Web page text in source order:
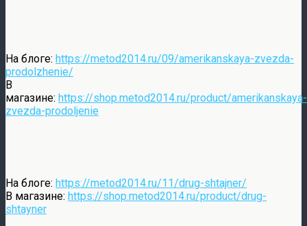
На блоге: https://metod2014.ru/09/amerikanskaya-zvezda-
prodolzhenie/
В
магазине: https://shop.metod2014.ru/product/amerikanskaya-
zvezda-prodoljenie
На блоге: https://metod2014.ru/11/drug-shtajner/
В магазине: https://shop.metod2014.ru/product/drug-
shtayner